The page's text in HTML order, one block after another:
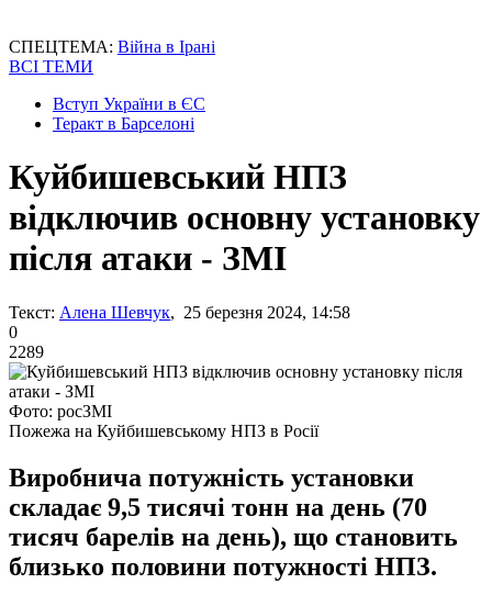
СПЕЦТЕМА: Війна в Ірані
ВСІ ТЕМИ
Вступ України в ЄС
Теракт в Барселоні
Куйбишевський НПЗ
відключив основну установку
після атаки - ЗМІ
Текст: Алена Шевчук, 25 березня 2024, 14:58
0
2289
Фото: росЗМІ
Пожежа на Куйбишевському НПЗ в Росії
Виробнича потужність установки
складає 9,5 тисячі тонн на день (70
тисяч барелів на день), що становить
близько половини потужності НПЗ.